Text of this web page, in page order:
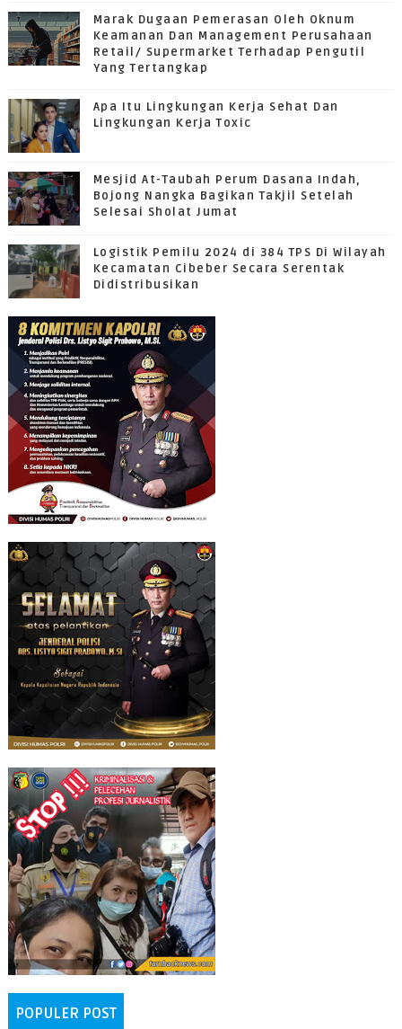
Marak Dugaan Pemerasan Oleh Oknum
Keamanan Dan Management Perusahaan
Retail/ Supermarket Terhadap Pengutil
Yang Tertangkap
Apa Itu Lingkungan Kerja Sehat Dan
Lingkungan Kerja Toxic
Mesjid At-Taubah Perum Dasana Indah,
Bojong Nangka Bagikan Takjil Setelah
Selesai Sholat Jumat
Logistik Pemilu 2024 di 384 TPS Di Wilayah
Kecamatan Cibeber Secara Serentak
Didistribusikan
POPULER POST